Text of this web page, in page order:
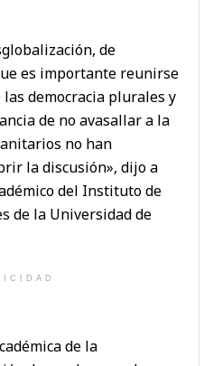
de
es importante reunirse
democracia plurales y
de no avasallar a la
no han
la discusión», dijo a
del Instituto de
de la Universidad de
de la